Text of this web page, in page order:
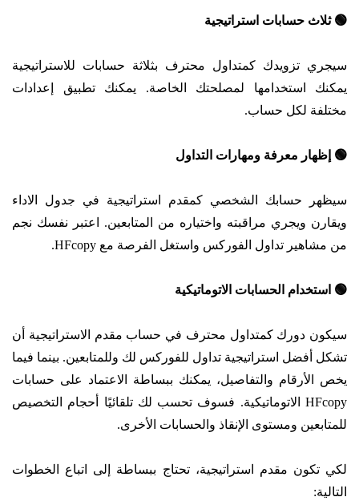
🟢 ثلاث حسابات استراتيجية
سيجري تزويدك كمتداول محترف بثلاثة حسابات للاستراتيجية
يمكنك استخدامها لمصلحتك الخاصة. يمكنك تطبيق إعدادات
مختلفة لكل حساب.
🟢 إظهار معرفة ومهارات التداول
سيظهر حسابك الشخصي كمقدم استراتيجية في جدول الاداء
ويقارن ويجري مراقبته واختياره من المتابعين. اعتبر نفسك نجم
من مشاهير تداول الفوركس واستغل الفرصة مع HFcopy.
🟢 استخدام الحسابات الاتوماتيكية
سيكون دورك كمتداول محترف في حساب مقدم الاستراتيجية أن
تشكل أفضل استراتيجية تداول للفوركس لك وللمتابعين. بينما فيما
يخص الأرقام والتفاصيل، يمكنك ببساطة الاعتماد على حسابات
HFcopy الاتوماتيكية. فسوف تحسب لك تلقائيًا أحجام التخصيص
للمتابعين ومستوى الإنقاذ والحسابات الأخرى.
لكي تكون مقدم استراتيجية، تحتاج ببساطة إلى اتباع الخطوات
التالية: